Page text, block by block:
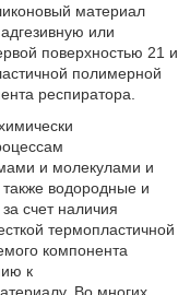
материал
или
поверхностью 21 и
полимерной
респиратора.
и молекулами и
водородные и
счет наличия
термопластичной
компонента
к